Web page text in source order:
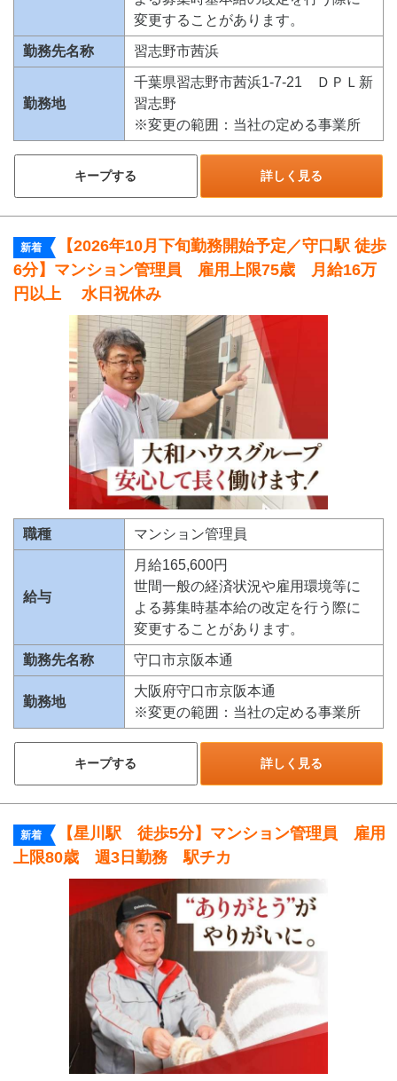
変更することがあります。
勤務先名称 習志野市茜浜
勤務地
千葉県習志野市茜浜1-7-21 ＤＰＬ新
習志野
※変更の範囲：当社の定める事業所
キープする 詳しく見る
新着
【2026年10月下旬勤務開始予定／守口駅 徒歩
6分】マンション管理員 雇用上限75歳 月給16万
円以上 水日祝休み
職種 マンション管理員
給与
月給165,600円
世間一般の経済状況や雇用環境等に
よる募集時基本給の改定を行う際に
変更することがあります。
勤務先名称 守口市京阪本通
勤務地
大阪府守口市京阪本通
※変更の範囲：当社の定める事業所
キープする 詳しく見る
新着
【星川駅 徒歩5分】マンション管理員 雇用
上限80歳 週3日勤務 駅チカ